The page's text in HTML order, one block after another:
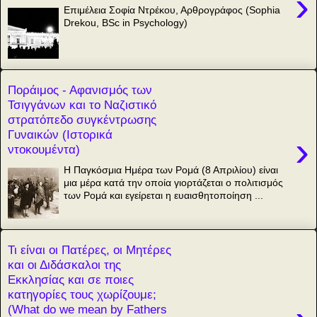
Επιμέλεια Σοφία Ντρέκου, Αρθρογράφος (Sophia
Drekou, BSc in Psychology)
Ποράιμος - Αφανισμός των
Τσιγγάνων και το Ναζιστικό
στρατόπεδο συγκέντρωσης
Γυναικών (Ιστορικά
ντοκουμέντα)
›
Η Παγκόσμια Ημέρα των Ρομά (8 Απριλίου) είναι
μια μέρα κατά την οποία γιορτάζεται ο πολιτισμός
των Ρομά και εγείρεται η ευαισθητοποίηση ...
Τι είναι οι Πατέρες, οι Μητέρες
και οι Διδάσκαλοι της
Εκκλησίας και σε ποιες
κατηγορίες τους χωρίζουμε;
(What do we mean by Fathers